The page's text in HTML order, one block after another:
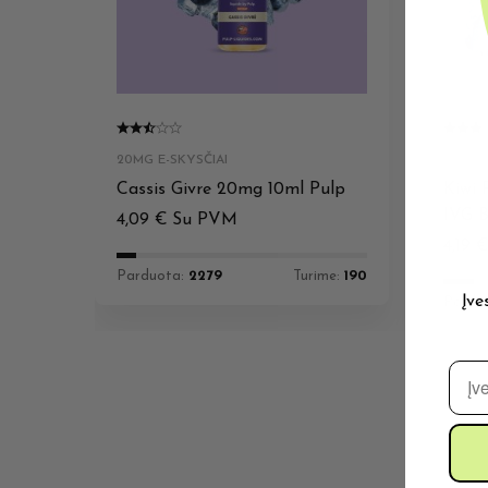
20MG E-SKYSČIAI
Cassis Givre 20mg 10ml Pulp
4,09 € Su PVM
Parduota: 2279 Turime: 190
Kiwi
El.